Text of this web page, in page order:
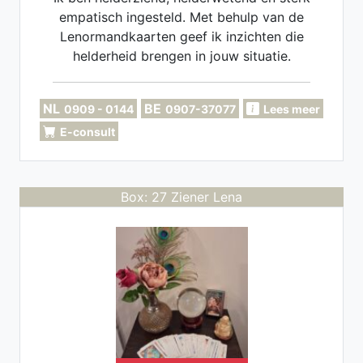
empatisch ingesteld. Met behulp van de
Lenormandkaarten geef ik inzichten die
helderheid brengen in jouw situatie.
ik mee naar wat jou bezighoudt. Mijn
begeleiding werkt versterkend,
ondersteunend en helpt je opnieuw
NL 0909 - 0144 BE 0907-37077
Lees meer
E-consult
Box: 27 Ziener Lena